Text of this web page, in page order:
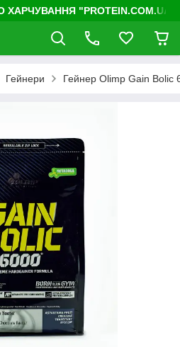
"PROTEIN.COM.UA"
Гейнери Гейнер Olimp Gain Bolic